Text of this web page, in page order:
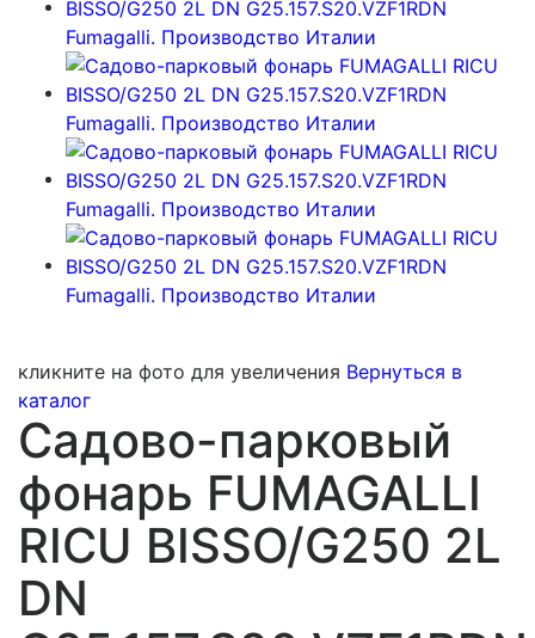
кликните на фото для увеличения Вернуться в
каталог
Садово-парковый
фонарь FUMAGALLI
RICU BISSO/G250 2L
DN